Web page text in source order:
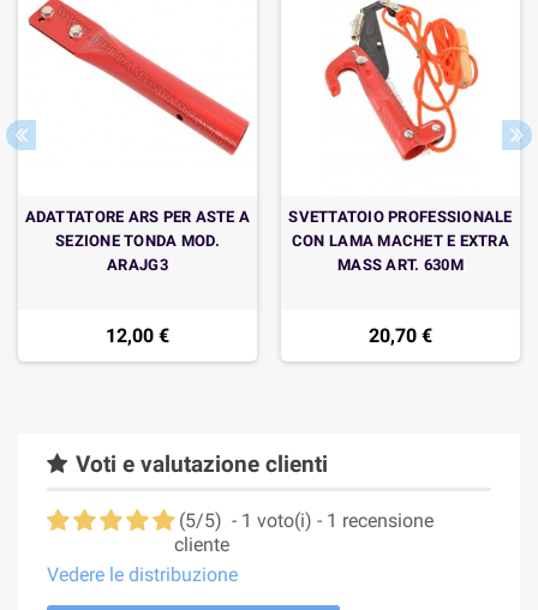
ADATTATORE ARS PER ASTE A
SEZIONE TONDA MOD.
ARAJG3
12,00 €
SVETTATOIO PROFESSIONALE
CON LAMA MACHET E EXTRA
MASS ART. 630M
20,70 €
Voti e valutazione clienti
(5/5) - 1 voto(i) - 1 recensione
cliente
Vedere le distribuzione